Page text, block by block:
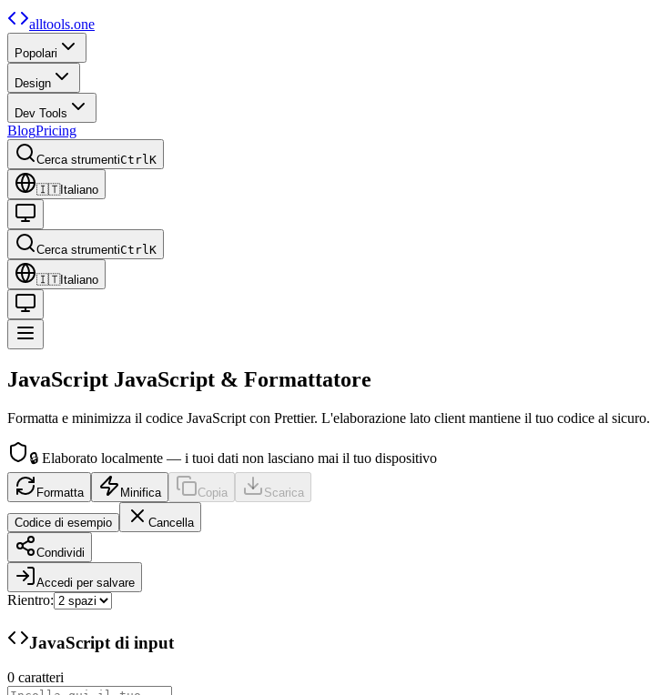
alltools.one
Popolari
Design
Dev Tools
BlogPricing
Cerca strumentiCtrlK
🇮🇹Italiano
Cerca strumentiCtrlK
🇮🇹Italiano
JavaScript JavaScript & Formattatore
Formatta e minimizza il codice JavaScript con Prettier. L'elaborazione lato client mantiene il tuo codice al sicuro.
🔒 Elaborato localmente — i tuoi dati non lasciano mai il tuo dispositivo
Formatta Minifica Copia Scarica
Codice di esempio Cancella
Condividi
Accedi per salvare
Rientro:
JavaScript di input
0 caratteri